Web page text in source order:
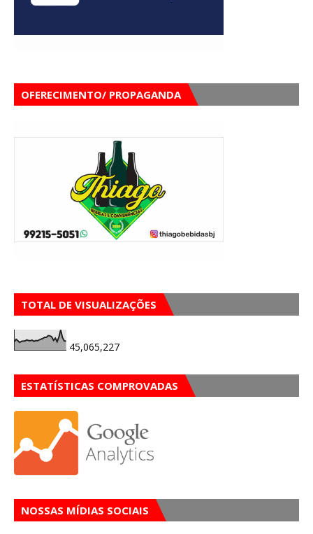
OFERECIMENTO/ PROPAGANDA
TOTAL DE VISUALIZAÇÕES
45,065,227
ESTATÍSTICAS COMPROVADAS
NOSSAS MÍDIAS SOCIAIS